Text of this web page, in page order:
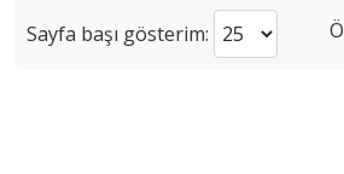
Sayfa başı gösterim: